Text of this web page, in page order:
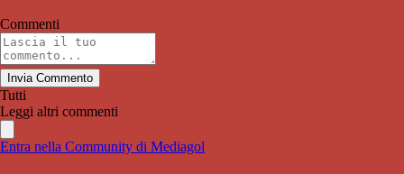
Commenti
Invia Commento
Tutti
Leggi altri commenti
Entra nella Community di Mediagol